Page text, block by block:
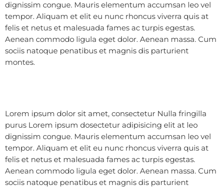
dignissim congue. Mauris elementum accumsan leo vel
tempor. Aliquam et elit eu nunc rhoncus viverra quis at
felis et netus et malesuada fames ac turpis egestas.
Aenean commodo ligula eget dolor. Aenean massa. Cum
sociis natoque penatibus et magnis dis parturient
montes.
Lorem ipsum dolor sit amet, consectetur Nulla fringilla
purus Lorem ipsum dosectetur adipisicing elit at leo
dignissim congue. Mauris elementum accumsan leo vel
tempor. Aliquam et elit eu nunc rhoncus viverra quis at
felis et netus et malesuada fames ac turpis egestas.
Aenean commodo ligula eget dolor. Aenean massa. Cum
sociis natoque penatibus et magnis dis parturient